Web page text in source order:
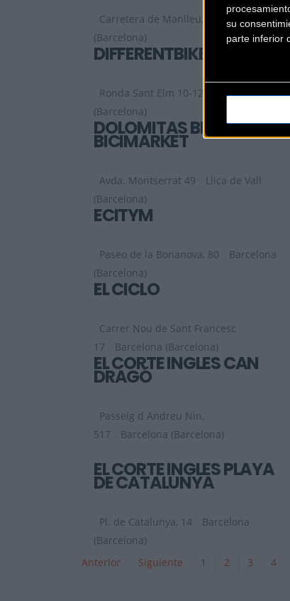
su
parte inferior
Carretera de Manlleu, Nº76-90
Vic
(Barcelona)
DIFFERENTBIKES
Ronda Sant Elm 10-12
Canet de Mar
(Barcelona)
DOLOMITAS BIKE-
BICIMARKET
Avda. Montserrat 49
Llica de Vall
(Barcelona)
ECITYM
Paseo de la Bonanova, 80
Barcelona
(Barcelona)
EL CICLO
Carrer Nou de Sant Francesc
17
Barcelona (Barcelona)
EL CORTE INGLES CAN
DRAGÓ
Passeig d Andreu Nin,
517
Barcelona (Barcelona)
EL CORTE INGLES PLAYA
DE CATALUNYA
Pl. de Catalunya, 14
Barcelona
(Barcelona)
Anterior
Siguiente 1 2 3 4